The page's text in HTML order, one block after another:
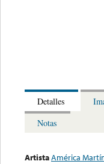
Detalles
Notas
ArtistaAmérica